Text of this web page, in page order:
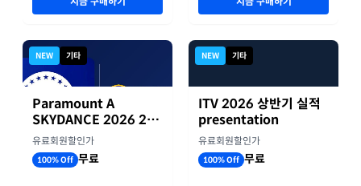
NEW 기타
Paramount A
SKYDANCE 2026 2분
기 실적
유료회원할인가
100% Off 무료
NEW 기타
ITV 2026 상반기 실적
presentation
유료회원할인가
100% Off 무료